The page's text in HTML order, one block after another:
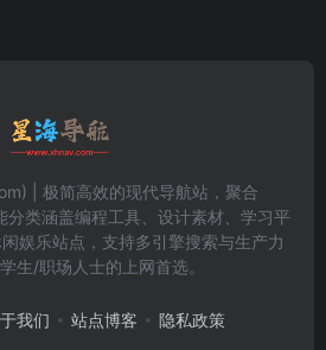
| 极简高效的现代导航站，聚合
类涵盖编程工具、设计素材、学习平
娱乐站点，支持多引擎搜索与生产力
生/职场人士的上网首选。
我们 站点博客 隐私政策